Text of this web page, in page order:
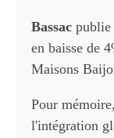
Bassac publie
en baisse de
Maisons
Pour
l'intégration